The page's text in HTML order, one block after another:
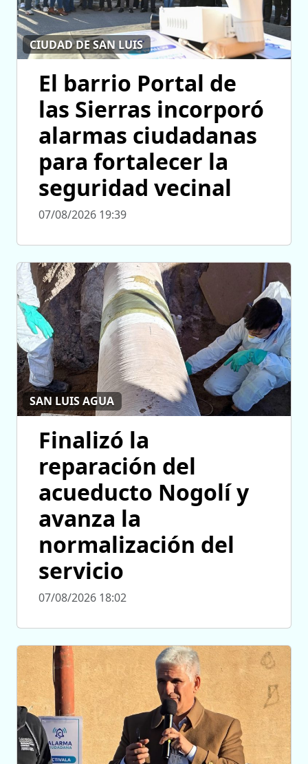
CIUDAD DE SAN LUIS
El barrio Portal de
las Sierras incorporó
alarmas ciudadanas
para fortalecer la
seguridad vecinal
07/08/2026 19:39
SAN LUIS AGUA
Finalizó la
reparación del
acueducto Nogolí y
avanza la
normalización del
servicio
07/08/2026 18:02